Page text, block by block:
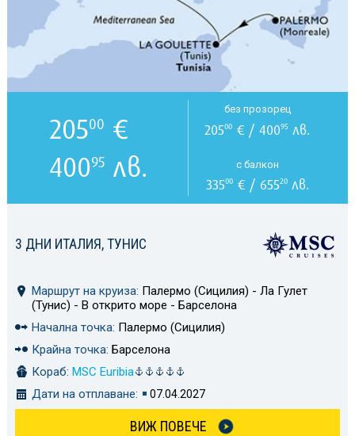
3 ДНИ ИТАЛИЯ, ТУНИС
Маршрут на круиза: Палермо (Сицилия) - Ла Гулет
(Тунис) - В открито море - Барселона
Начална точка: Палермо (Сицилия)
Крайна точка: Барселона
Кораб: MSC Euribia
Дати на отплаване:
07.04.2027
ВИЖ ПОВЕЧЕ
20500 €
40095 лв.
без прозорец
20500 € / 40095 лв.
с балкон
33500€ / 65520лв.